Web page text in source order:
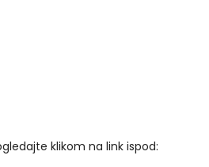
klikom na link ispod: